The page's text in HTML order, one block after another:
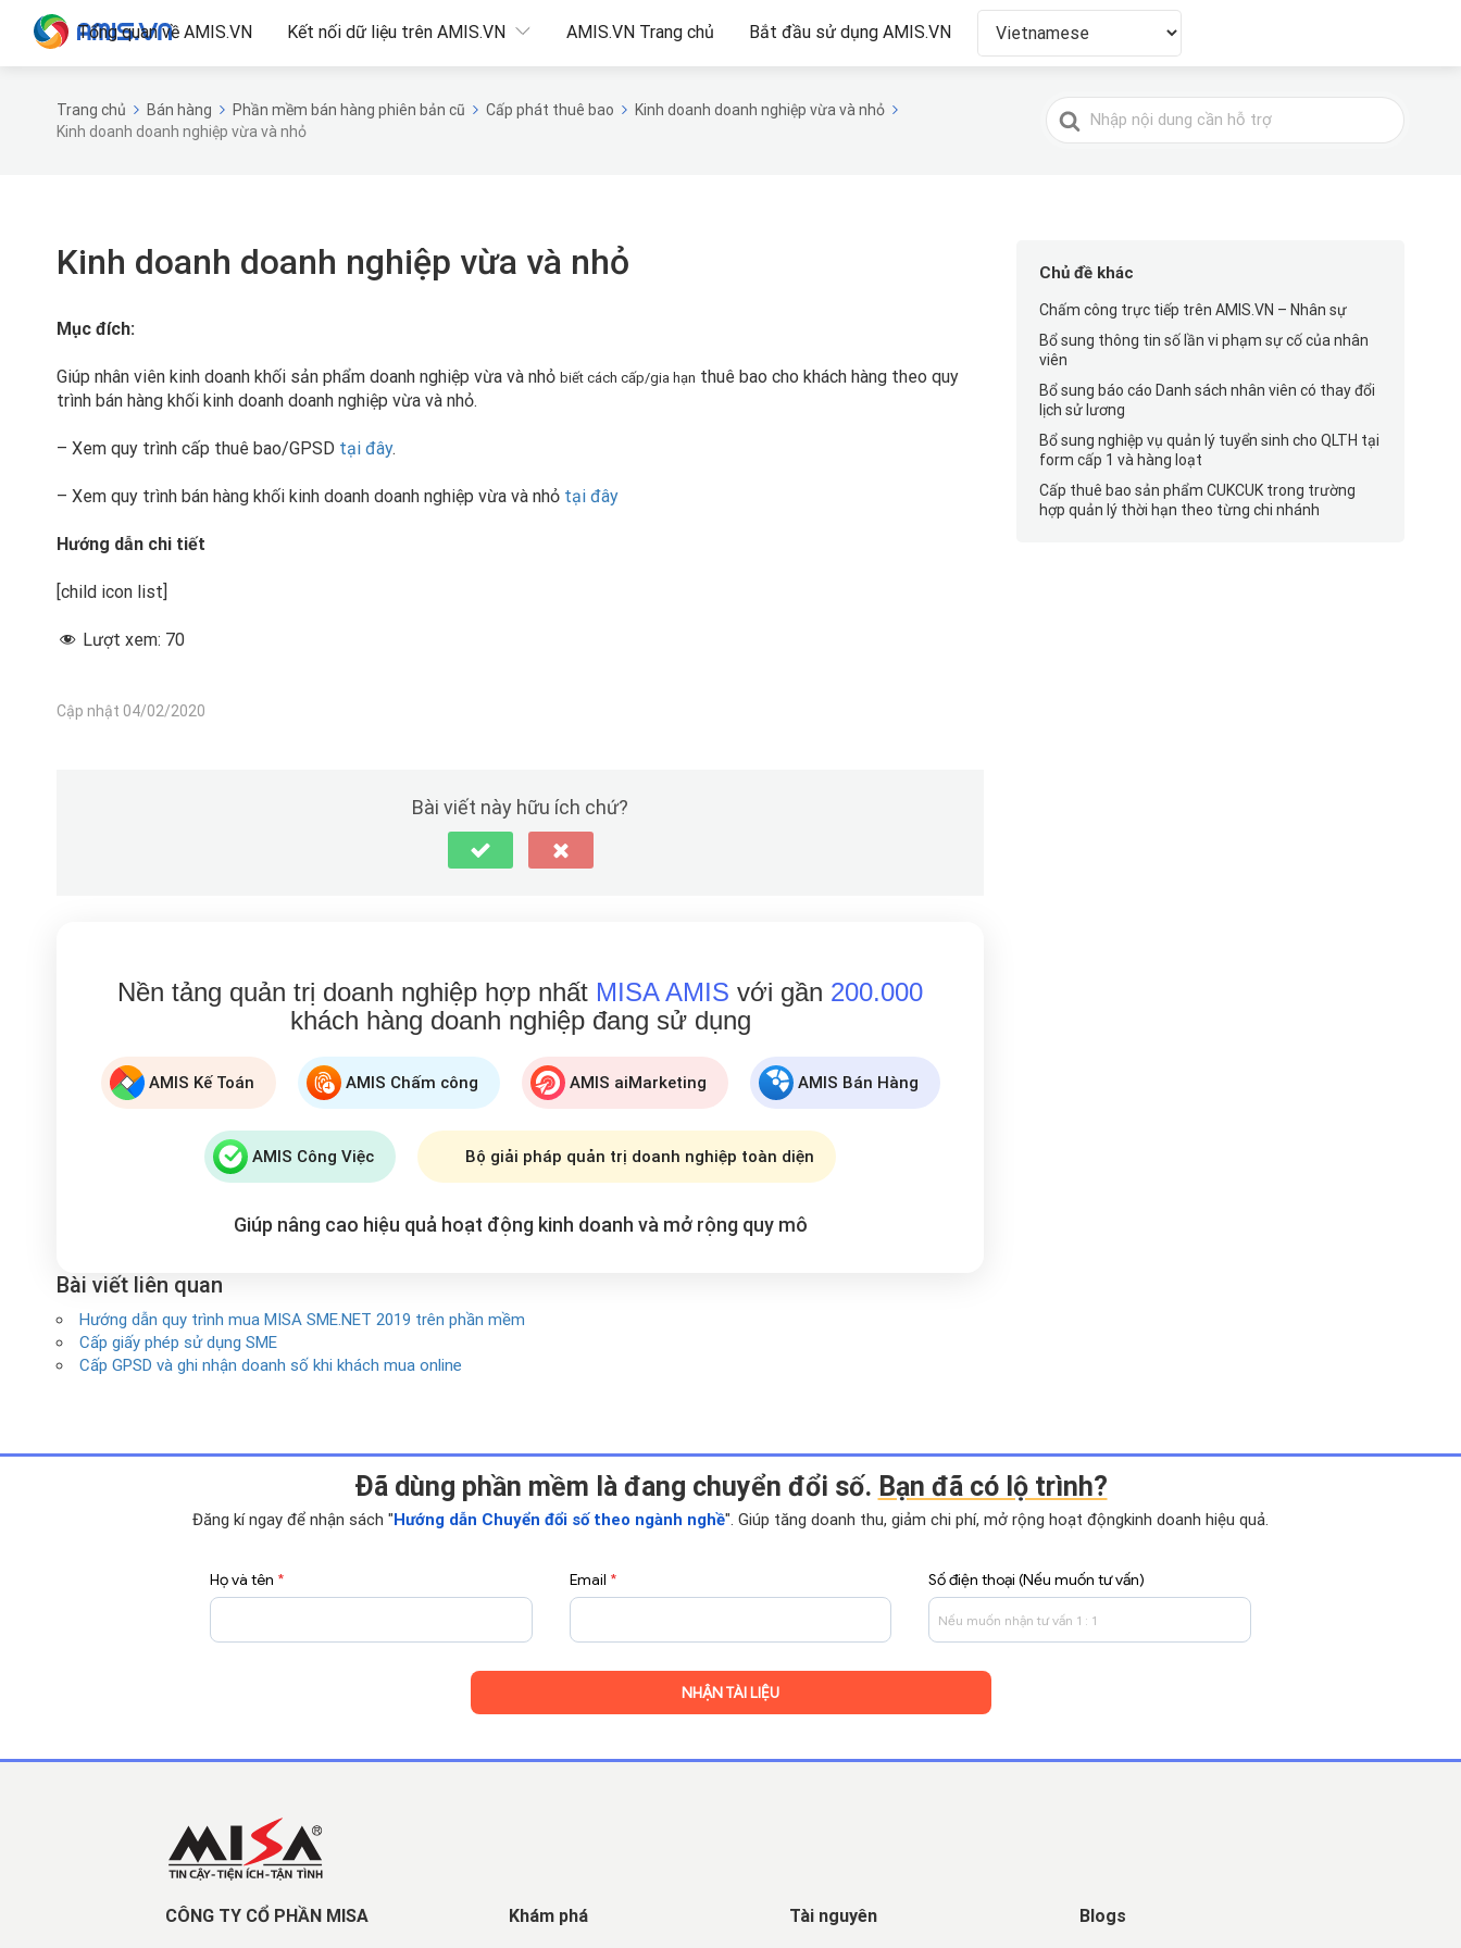
Tổng quan về AMIS.VN Kết nối dữ liệu trên AMIS.VN AMIS.VN Trang chủ Bắt đầu sử dụng AMIS.VN
Trang chủ Bán hàng Phần mềm bán hàng phiên bản cũ Cấp phát thuê bao
Kinh doanh doanh nghiệp vừa và nhỏ
Kinh doanh doanh nghiệp vừa và nhỏ
Tìm
kiếm
Kinh doanh doanh nghiệp vừa và nhỏ
Mục đích:
Giúp nhân viên kinh doanh khối sản phẩm doanh nghiệp vừa và nhỏ biết cách cấp/gia hạn thuê bao cho khách hàng theo quy
trình bán hàng khối kinh doanh doanh nghiệp vừa và nhỏ.
– Xem quy trình cấp thuê bao/GPSD tại đây.
– Xem quy trình bán hàng khối kinh doanh doanh nghiệp vừa và nhỏ tại đây
Hướng dẫn chi tiết
[child icon list]
Lượt xem: 70
Cập nhật 04/02/2020
Bài viết này hữu ích chứ?
Nền tảng quản trị doanh nghiệp hợp nhất MISA AMIS với gần 200.000
khách hàng doanh nghiệp đang sử dụng
AMIS Kế Toán AMIS Chấm công AMIS aiMarketing AMIS Bán Hàng
AMIS Công Việc Bộ giải pháp quản trị doanh nghiệp toàn diện
Giúp nâng cao hiệu quả hoạt động kinh doanh và mở rộng quy mô
Bài viết liên quan
Hướng dẫn quy trình mua MISA SME.NET 2019 trên phần mềm
Cấp giấy phép sử dụng SME
Cấp GPSD và ghi nhận doanh số khi khách mua online
Chủ đề khác
Chấm công trực tiếp trên AMIS.VN – Nhân sự
Bổ sung thông tin số lần vi phạm sự cố của nhân
viên
Bổ sung báo cáo Danh sách nhân viên có thay đổi
lịch sử lương
Bổ sung nghiệp vụ quản lý tuyển sinh cho QLTH tại
form cấp 1 và hàng loạt
Cấp thuê bao sản phẩm CUKCUK trong trường
hợp quản lý thời hạn theo từng chi nhánh
Ðã dùng phần mềm là đang chuyển đổi số. Bạn đã có lộ trình?
Đăng kí ngay để nhận sách "Hướng dẫn Chuyển đổi số theo ngành nghề". Giúp tăng doanh thu, giảm chi phí, mở rộng hoạt độngkinh doanh hiệu quả.
Họ và tên * Email * Số điện thoại (Nếu muốn tư vấn)
CÔNG TY CỔ PHẦN MISA Khám phá Tài nguyên Blogs